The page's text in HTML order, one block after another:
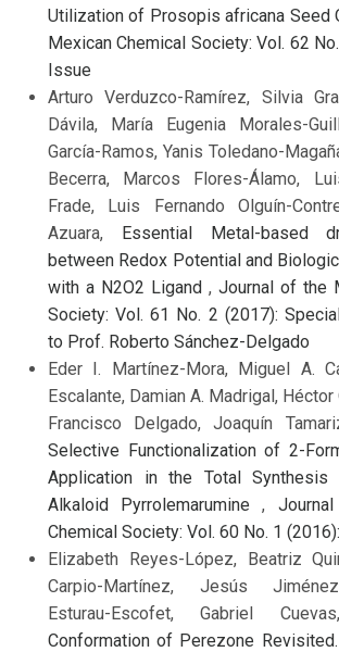
Utilization of Prosopis africana Seed
Mexican Chemical Society: Vol. 62
Issue
Arturo Verduzco-Ramírez, Silvia
Dávila, María Eugenia Morales-
García-Ramos, Yanis Toledano-
Becerra, Marcos Flores-Álamo,
Frade, Luis Fernando Olguín-
Azuara, Essential Metal-based
between Redox Potential and
with a N2O2 Ligand , Journal of the
Society: Vol. 61 No. 2 (2017):
to Prof. Roberto Sánchez-Delgado
Eder I. Martínez-Mora, Miguel A.
Escalante, Damian A. Madrigal,
Francisco Delgado, Joaquín
Selective Functionalization of 2-
Application in the Total
Alkaloid Pyrrolemarumine,
Chemical Society: Vol. 60 No. 1
Elizabeth Reyes-López, Beatriz
Carpio-Martínez, Jesús
Esturau-Escofet, Gabriel
Conformation of Perezone